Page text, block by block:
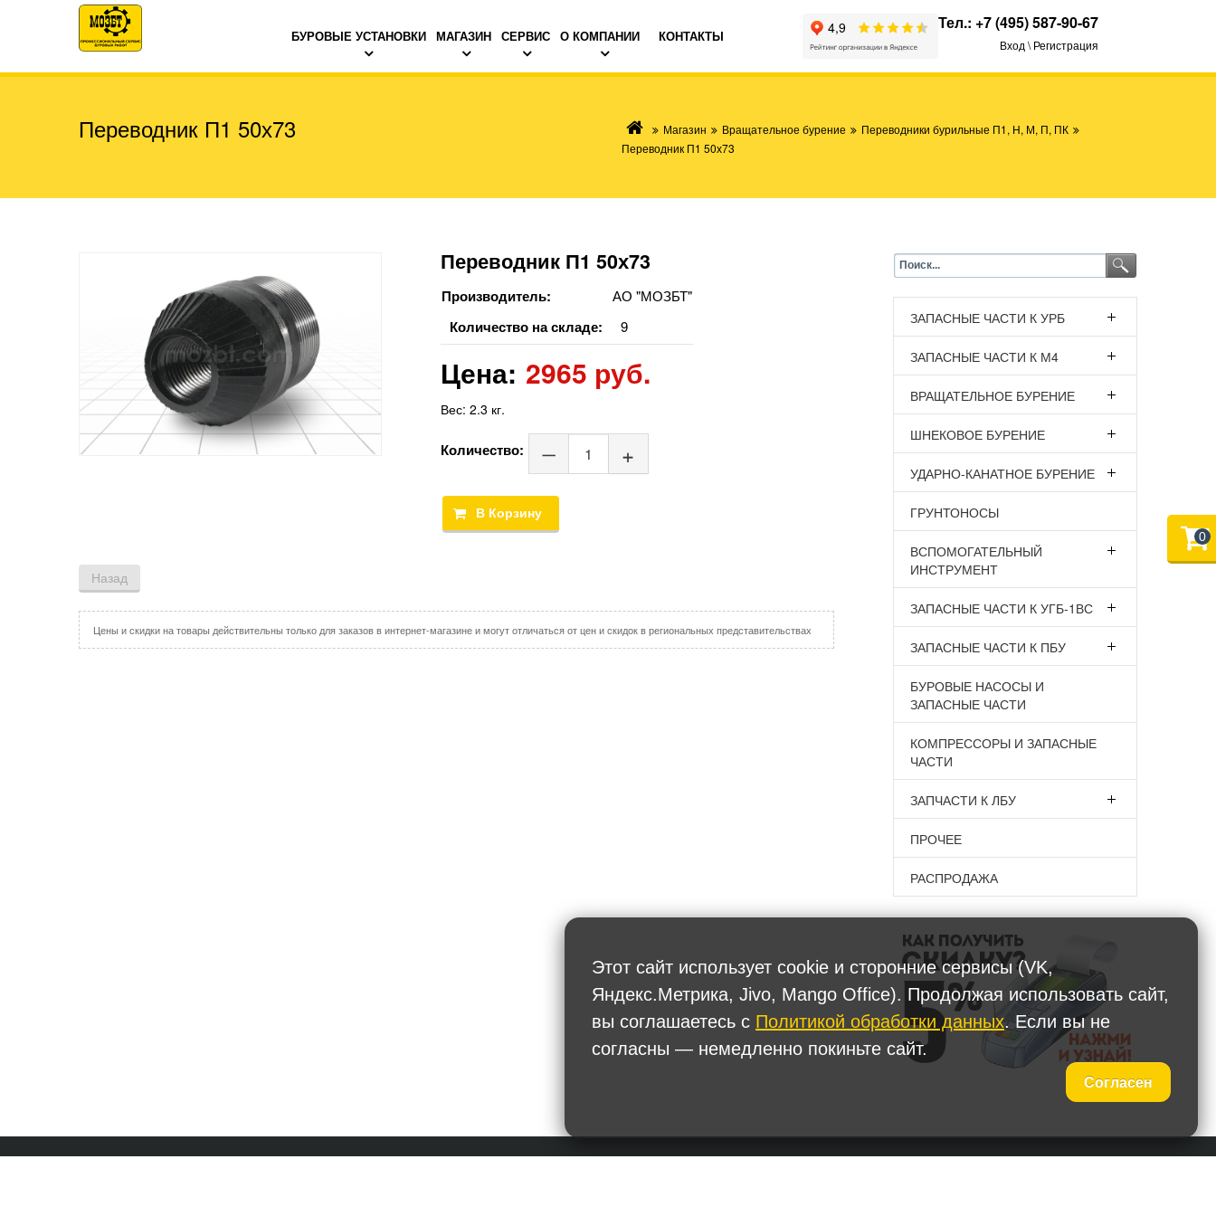
БУРОВЫЕ УСТАНОВКИ МАГАЗИН СЕРВИС О КОМПАНИИ КОНТАКТЫ
Тел.: +7 (495) 587-90-67
Вход \ Регистрация
Переводник П1 50х73 Магазин Вращательное бурение
Переводники бурильные П1, Н, М, П, ПК
Переводник П1 50х73
Переводник П1 50х73
Производитель: АО "МОЗБТ"
Количество на складе: 9
Цена: 2965 руб.
Вес: 2.3 кг.
Количество:
Цены и скидки на товары действительны только для заказов в интернет-магазине и могут отличаться от цен и скидок в региональных представительствах
ЗАПАСНЫЕ ЧАСТИ К УРБ
ЗАПАСНЫЕ ЧАСТИ К М4
ВРАЩАТЕЛЬНОЕ БУРЕНИЕ
ШНЕКОВОЕ БУРЕНИЕ
УДАРНО-КАНАТНОЕ БУРЕНИЕ
ГРУНТОНОСЫ
ВСПОМОГАТЕЛЬНЫЙ
ИНСТРУМЕНТ
ЗАПАСНЫЕ ЧАСТИ К УГБ-1ВС
ЗАПАСНЫЕ ЧАСТИ К ПБУ
БУРОВЫЕ НАСОСЫ И
ЗАПАСНЫЕ ЧАСТИ
КОМПРЕССОРЫ И ЗАПАСНЫЕ
ЧАСТИ
ЗАПЧАСТИ К ЛБУ
ПРОЧЕЕ
РАСПРОДАЖА
0
Этот сайт использует cookie и сторонние сервисы (VK,
Яндекс.Метрика, Jivo, Mango Office). Продолжая использовать сайт,
вы соглашаетесь с Политикой обработки данных. Если вы не
согласны — немедленно покиньте сайт.
Согласен